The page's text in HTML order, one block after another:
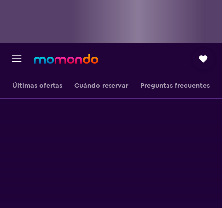
Últimas ofertas Cuándo reservar Preguntas frecuentes